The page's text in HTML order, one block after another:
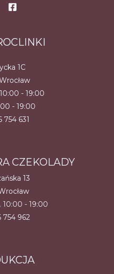
1C
- 19:00
- 19:00
754 631
CZEKOLADY
13
10:00 - 19:00
754 962